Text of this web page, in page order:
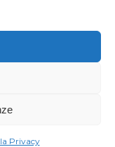
Privacy
|